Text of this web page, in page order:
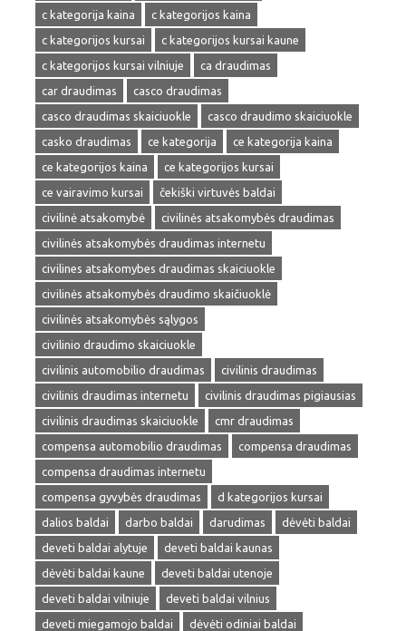
c kategorija kaina
c kategorijos kaina
c kategorijos kursai
c kategorijos kursai kaune
c kategorijos kursai vilniuje
ca draudimas
car draudimas
casco draudimas
casco draudimas skaiciuokle
casco draudimo skaiciuokle
casko draudimas
ce kategorija
ce kategorija kaina
ce kategorijos kaina
ce kategorijos kursai
ce vairavimo kursai
čekiški virtuvės baldai
civilinė atsakomybė
civilinės atsakomybės draudimas
civilinės atsakomybės draudimas internetu
civilines atsakomybes draudimas skaiciuokle
civilinės atsakomybės draudimo skaičiuoklė
civilinės atsakomybės sąlygos
civilinio draudimo skaiciuokle
civilinis automobilio draudimas
civilinis draudimas
civilinis draudimas internetu
civilinis draudimas pigiausias
civilinis draudimas skaiciuokle
cmr draudimas
compensa automobilio draudimas
compensa draudimas
compensa draudimas internetu
compensa gyvybės draudimas
d kategorijos kursai
dalios baldai
darbo baldai darudimas
dėvėti baldai
deveti baldai alytuje
deveti baldai kaunas
dėvėti baldai kaune
deveti baldai utenoje
deveti baldai vilniuje
deveti baldai vilnius
deveti miegamojo baldai
dėvėti odiniai baldai